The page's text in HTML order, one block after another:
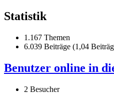
Statistik
1.167 Themen
6.039 Beiträge (1,04
Benutzer online in
2 Besucher